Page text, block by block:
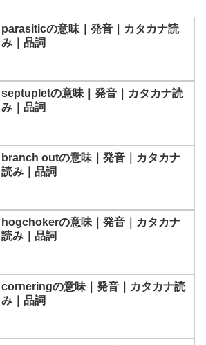
parasiticの意味｜発音｜カタカナ読
み｜品詞
septupletの意味｜発音｜カタカナ読
み｜品詞
branch outの意味｜発音｜カタカナ
読み｜品詞
hogchokerの意味｜発音｜カタカナ
読み｜品詞
corneringの意味｜発音｜カタカナ読
み｜品詞